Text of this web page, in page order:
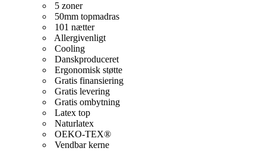
5 zoner
50mm topmadras
101 nætter
Allergivenligt
Cooling
Danskproduceret
Ergonomisk støtte
Gratis finansiering
Gratis levering
Gratis ombytning
Latex top
Naturlatex
OEKO-TEX®
Vendbar kerne